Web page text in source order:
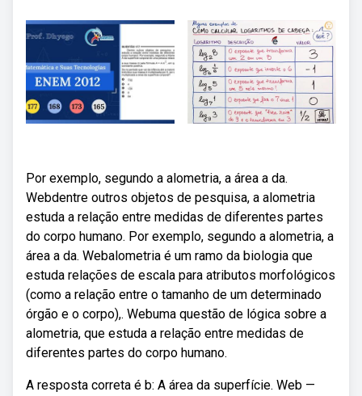
Por exemplo, segundo a alometria, a área a da.
Webdentre outros objetos de pesquisa, a alometria
estuda a relação entre medidas de diferentes partes
do corpo humano. Por exemplo, segundo a alometria, a
área a da. Webalometria é um ramo da biologia que
estuda relações de escala para atributos morfológicos
(como a relação entre o tamanho de um determinado
órgão e o corpo),. Webuma questão de lógica sobre a
alometria, que estuda a relação entre medidas de
diferentes partes do corpo humano.
A resposta correta é b: A área da superfície. Web —